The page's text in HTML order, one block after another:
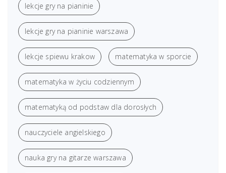
lekcje gry na pianinie
lekcje gry na pianinie warszawa
lekcje spiewu krakow matematyka w sporcie
matematyka w życiu codziennym
matematyką od podstaw dla dorosłych
nauczyciele angielskiego
nauka gry na gitarze warszawa